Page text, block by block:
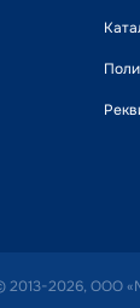
2013-2026, ООО